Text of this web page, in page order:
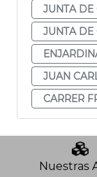
JUNTA DE
JUNTA DE
JUAN
CARRER
Nuestras